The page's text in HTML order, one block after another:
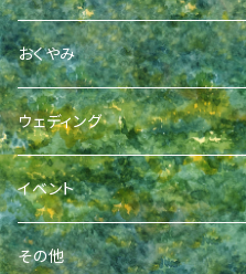
おくやみ
ウェディング
イベント
成人式
その他